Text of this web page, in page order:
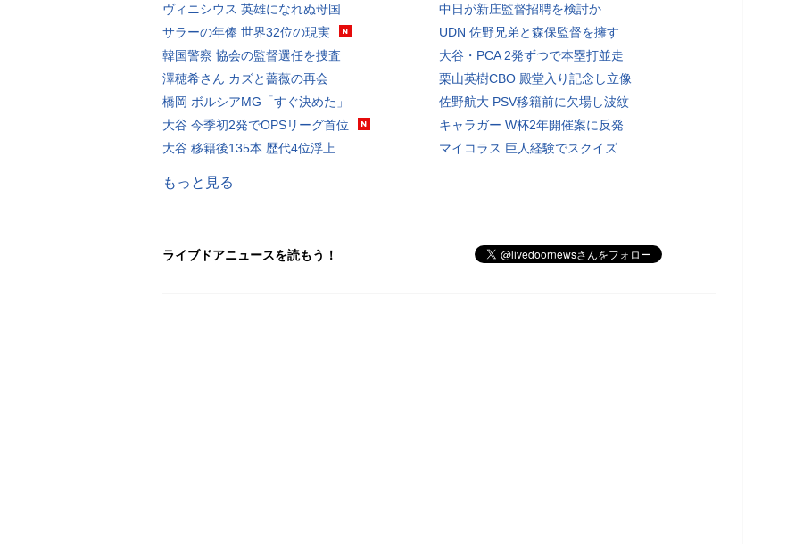
ヴィニシウス 英雄になれぬ母国
サラーの年俸 世界32位の現実
韓国警察 協会の監督選任を捜査
澤穂希さん カズと薔薇の再会
橋岡 ボルシアMG「すぐ決めた」
大谷 今季初2発でOPSリーグ首位
大谷 移籍後135本 歴代4位浮上
中日が新庄監督招聘を検討か
UDN 佐野兄弟と森保監督を擁す
大谷・PCA 2発ずつで本塁打並走
栗山英樹CBO 殿堂入り記念し立像
佐野航大 PSV移籍前に欠場し波紋
キャラガー W杯2年開催案に反発
マイコラス 巨人経験でスクイズ
もっと見る
ライブドアニュースを読もう！